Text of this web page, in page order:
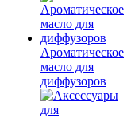
Ароматическое
масло для
диффузоров